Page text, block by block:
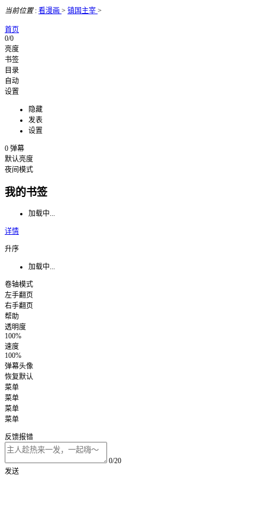
当前位置: 看漫画 > 镇国主宰 >
首页
0/0
亮度
书签
目录
自动
设置
隐藏
发表
设置
0 弹幕
默认亮度
夜间模式
我的书签
加载中...
详情
升序
加载中...
卷轴模式
左手翻页
右手翻页
帮助
透明度
100%
速度
100%
弹幕头像
恢复默认
菜单
菜单
菜单
菜单
反馈报错
0/20
发送